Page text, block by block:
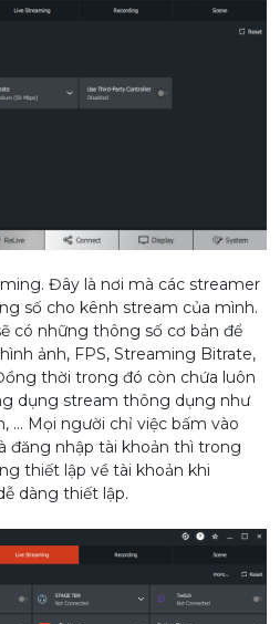
Đây là nơi mà các streamer
số cho kênh stream của mình.
có những thông số cơ bản để
ảnh, FPS, Streaming Bitrate,
thời trong đó còn chứa luôn
dụng stream thông dụng như
… Mọi người chỉ việc bấm vào
đăng nhập tài khoản thì trong
thiết lập về tài khoản khi
dàng thiết lập.